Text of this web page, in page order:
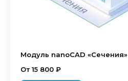
Модуль nanoCAD «Сечения»
От 15 800 ₽